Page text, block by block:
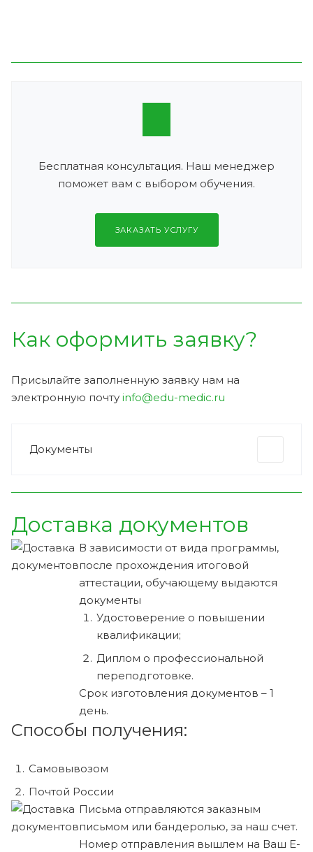
Бесплатная консультация. Наш менеджер
поможет вам с выбором обучения.
ЗАКАЗАТЬ УСЛУГУ
Как оформить заявку?
Присылайте заполненную заявку нам на
электронную почту info@edu-medic.ru
Документы
Доставка документов
В зависимости от вида программы,
после прохождения итоговой
аттестации, обучающему выдаются
документы
Удостоверение о повышении
квалификации;
Диплом о профессиональной
переподготовке.
Срок изготовления документов – 1
день.
Способы получения:
Самовывозом
Почтой России
Письма отправляются заказным
письмом или бандеролью, за наш счет.
Номер отправления вышлем на Ваш E-